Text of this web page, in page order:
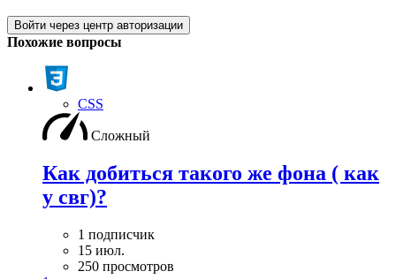
Войти через центр авторизации
Похожие вопросы
CSS
Сложный
Как добиться такого же фона ( как
у свг)?
1 подписчик
15 июл.
250 просмотров